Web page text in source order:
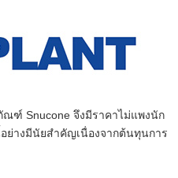
ฑ์ Snucone จึงมีราคาไม่แพงนัก
างมีนัยสำคัญเนื่องจากต้นทุนการ